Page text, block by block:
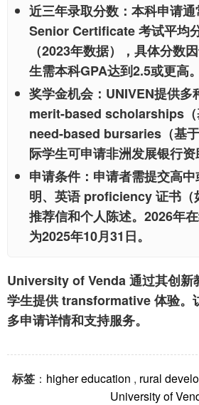
近三年录取分数 ：本科申请
Senior Certificate 考试平均
（2023年数据），具体分数
生需本科GPA达到2.5或更高。
奖学金机会：UNIVEN提供多
merit-based scholarships（
need-based bursaries（基
际学生可申请非洲发展银行资
申请条件：申请者需提交高
明、英语 proficiency 证书（
推荐信和个人陈述。2026年
为2025年10月31日。
University of Venda 通过其创新
学生提供 transformative 体验。
多申请详情和支持服务。
标签 ： higher education , rural
University of